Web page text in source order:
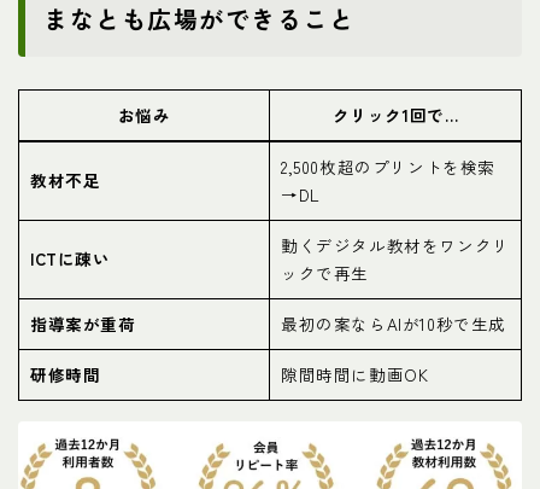
まなとも広場ができること
お悩み クリック1回で…
教材不足
2,500枚超のプリントを検索
→DL
ICTに疎い
動くデジタル教材をワンクリ
ックで再生
指導案が重荷 最初の案ならAIが10秒で生成
研修時間 隙間時間に動画OK